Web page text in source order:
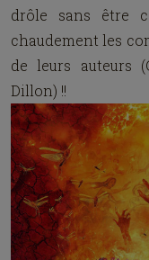
drôle sans être
chaudement les
de leurs auteurs
Dillon) !!